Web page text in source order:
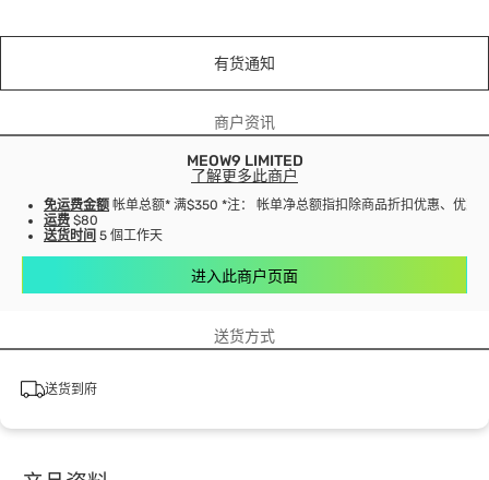
有货通知
商户资讯
MEOW9 LIMITED
了解更多此商户
免运费金额 帐单总额* 满$350 *注： 帐单净总额指扣除商品折扣优惠、优惠
运费 $80
送货时间 5 個工作天
进入此商户页面
送货方式
送货到府